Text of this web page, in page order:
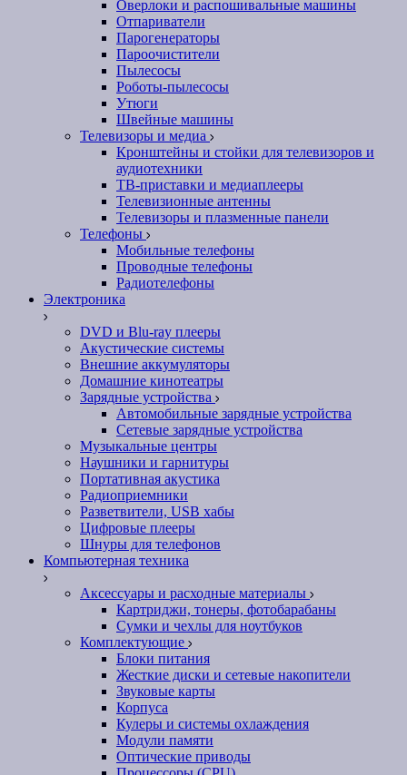
Оверлоки и распошивальные машины
Отпариватели
Парогенераторы
Пароочистители
Пылесосы
Роботы-пылесосы
Утюги
Швейные машины
Телевизоры и медиа
Кронштейны и стойки для телевизоров и
аудиотехники
ТВ-приставки и медиаплееры
Телевизионные антенны
Телевизоры и плазменные панели
Телефоны
Мобильные телефоны
Проводные телефоны
Радиотелефоны
Электроника
DVD и Blu-ray плееры
Акустические системы
Внешние аккумуляторы
Домашние кинотеатры
Зарядные устройства
Автомобильные зарядные устройства
Сетевые зарядные устройства
Музыкальные центры
Наушники и гарнитуры
Портативная акустика
Радиоприемники
Разветвители, USB хабы
Цифровые плееры
Шнуры для телефонов
Компьютерная техника
Аксессуары и расходные материалы
Картриджи, тонеры, фотобарабаны
Сумки и чехлы для ноутбуков
Комплектующие
Блоки питания
Жесткие диски и сетевые накопители
Звуковые карты
Корпуса
Кулеры и системы охлаждения
Модули памяти
Оптические приводы